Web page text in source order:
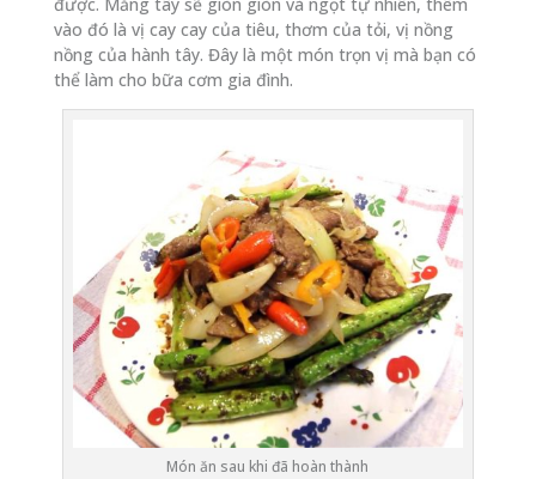
vào đó là vị cay cay của tiêu, thơm của tỏi, vị nồng
nồng của hành tây. Đây là một món trọn vị mà bạn có
thể làm cho bữa cơm gia đình.
Món ăn sau khi đã hoàn thành